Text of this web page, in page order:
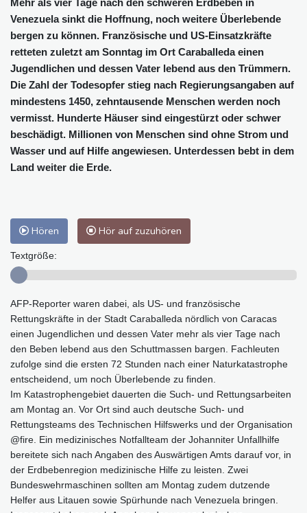
Venezuela sinkt die Hoffnung, noch weitere Überlebende
bergen zu können. Französische und US-Einsatzkräfte
retteten zuletzt am Sonntag im Ort Caraballeda einen
Jugendlichen und dessen Vater lebend aus den Trümmern.
Die Zahl der Todesopfer stieg nach Regierungsangaben auf
mindestens 1450, zehntausende Menschen werden noch
vermisst. Hunderte Häuser sind eingestürzt oder schwer
beschädigt. Millionen von Menschen sind ohne Strom und
Wasser und auf Hilfe angewiesen. Unterdessen bebt in dem
Land weiter die Erde.
Hören Hör auf zuzuhören
Textgröße:
AFP-Reporter waren dabei, als US- und französische
Rettungskräfte in der Stadt Caraballeda nördlich von Caracas
einen Jugendlichen und dessen Vater mehr als vier Tage nach
den Beben lebend aus den Schuttmassen bargen. Fachleuten
zufolge sind die ersten 72 Stunden nach einer Naturkatastrophe
entscheidend, um noch Überlebende zu finden.
Im Katastrophengebiet dauerten die Such- und Rettungsarbeiten
am Montag an. Vor Ort sind auch deutsche Such- und
Rettungsteams des Technischen Hilfswerks und der Organisation
@fire. Ein medizinisches Notfallteam der Johanniter Unfallhilfe
bereitete sich nach Angaben des Auswärtigen Amts darauf vor, in
der Erdbebenregion medizinische Hilfe zu leisten. Zwei
Bundeswehrmaschinen sollten am Montag zudem dutzende
Helfer aus Litauen sowie Spürhunde nach Venezuela bringen.